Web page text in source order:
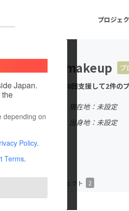
プロジェ
クト 注目のリターン 注
音楽
ガジェット
業
チャレンジ
地域活性化
Japan.
depending on
Policy.
Terms.
kosukemakeup
プ
これまでに8回支援して2件の
現在地：未設定
出身国：日本
出身地：未設定
プロジェクト 2